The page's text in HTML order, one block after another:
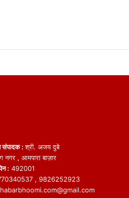
संपादक :श्री. अजय दुबे
नगर , आमपारा बाज़ार
: 492001
, 9826252923